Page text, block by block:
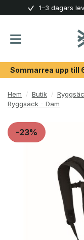
content
1–3 dagars
Sommarrea upp till
Hem / Butik /
Ryggsäck - Dam
-23%